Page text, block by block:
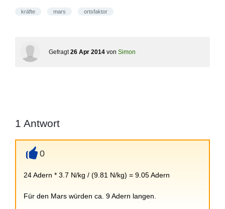
kräfte mars ortsfaktor
Gefragt 26 Apr 2014 von Simon
1 Antwort
0
24 Adern * 3.7 N/kg / (9.81 N/kg) = 9.05 Adern
Für den Mars würden ca. 9 Adern langen.